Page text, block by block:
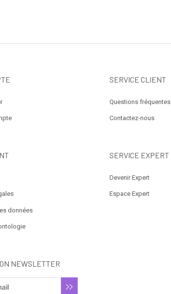
données
NEWSLETTER
SERVICE CLIENT
Questions fréquentes
Contactez-nous
SERVICE EXPERT
Devenir Expert
Espace Expert